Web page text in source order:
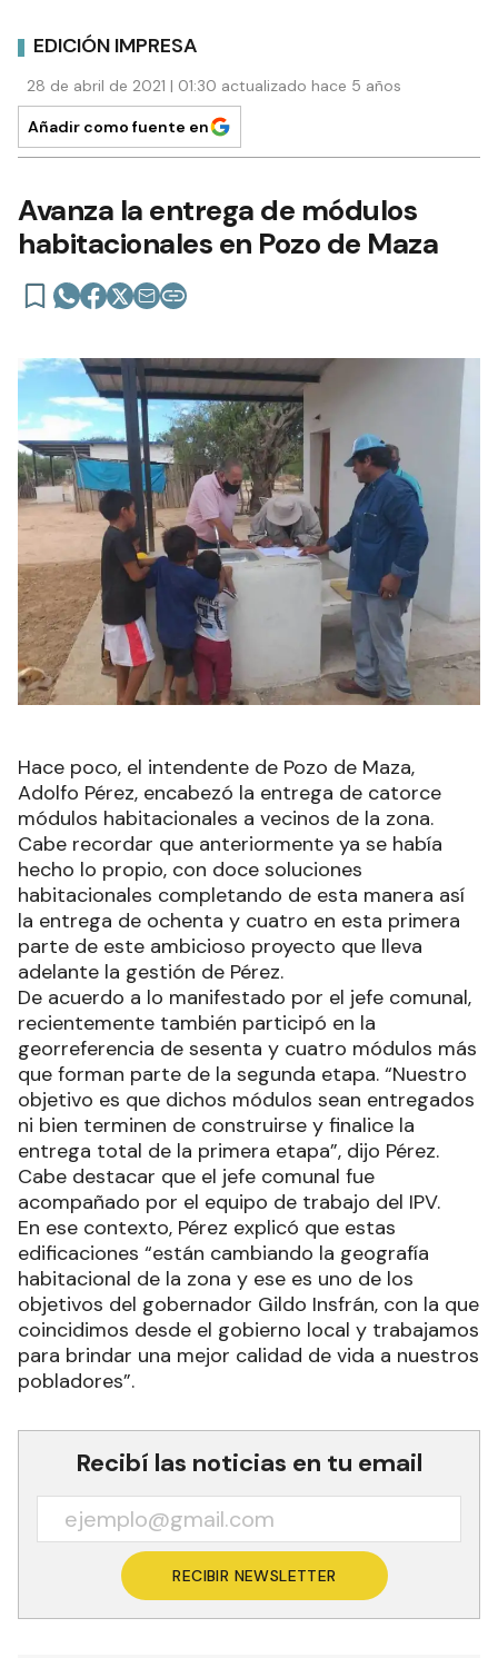
EDICIÓN IMPRESA
28 de abril de 2021 | 01:30 actualizado hace 5 años
Añadir como fuente en
Avanza la entrega de módulos
habitacionales en Pozo de Maza
Hace poco, el intendente de Pozo de Maza,
Adolfo Pérez, encabezó la entrega de catorce
módulos habitacionales a vecinos de la zona.
Cabe recordar que anteriormente ya se había
hecho lo propio, con doce soluciones
habitacionales completando de esta manera así
la entrega de ochenta y cuatro en esta primera
parte de este ambicioso proyecto que lleva
adelante la gestión de Pérez.
De acuerdo a lo manifestado por el jefe comunal,
recientemente también participó en la
georreferencia de sesenta y cuatro módulos más
que forman parte de la segunda etapa. “Nuestro
objetivo es que dichos módulos sean entregados
ni bien terminen de construirse y finalice la
entrega total de la primera etapa”, dijo Pérez.
Cabe destacar que el jefe comunal fue
acompañado por el equipo de trabajo del IPV.
En ese contexto, Pérez explicó que estas
edificaciones “están cambiando la geografía
habitacional de la zona y ese es uno de los
objetivos del gobernador Gildo Insfrán, con la que
coincidimos desde el gobierno local y trabajamos
para brindar una mejor calidad de vida a nuestros
pobladores”.
Recibí las noticias en tu email
RECIBIR NEWSLETTER